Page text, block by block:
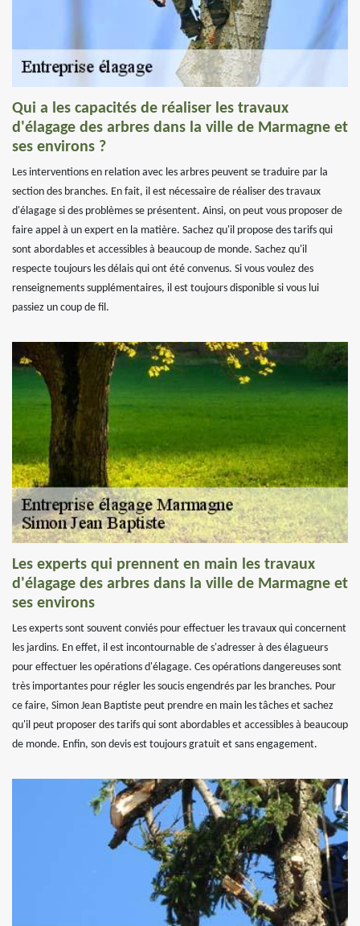
Qui a les capacités de réaliser les travaux
d'élagage des arbres dans la ville de Marmagne et
ses environs ?
Les interventions en relation avec les arbres peuvent se traduire par la
section des branches. En fait, il est nécessaire de réaliser des travaux
d'élagage si des problèmes se présentent. Ainsi, on peut vous proposer de
faire appel à un expert en la matière. Sachez qu'il propose des tarifs qui
sont abordables et accessibles à beaucoup de monde. Sachez qu'il
respecte toujours les délais qui ont été convenus. Si vous voulez des
renseignements supplémentaires, il est toujours disponible si vous lui
passiez un coup de fil.
Les experts qui prennent en main les travaux
d'élagage des arbres dans la ville de Marmagne et
ses environs
Les experts sont souvent conviés pour effectuer les travaux qui concernent
les jardins. En effet, il est incontournable de s'adresser à des élagueurs
pour effectuer les opérations d'élagage. Ces opérations dangereuses sont
très importantes pour régler les soucis engendrés par les branches. Pour
ce faire, Simon Jean Baptiste peut prendre en main les tâches et sachez
qu'il peut proposer des tarifs qui sont abordables et accessibles à beaucoup
de monde. Enfin, son devis est toujours gratuit et sans engagement.